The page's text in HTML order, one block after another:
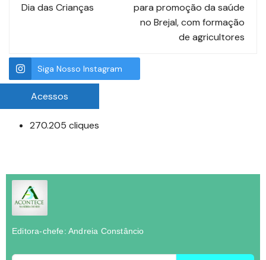
Dia das Crianças
para promoção da saúde
no Brejal, com formação
de agricultores
Siga Nosso Instagram
Acessos
270.205 cliques
Editora-chefe: Andreia Constâncio